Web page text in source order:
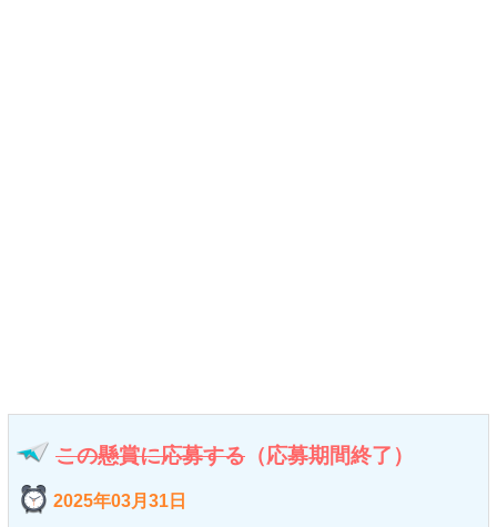
この懸賞に応募する （応募期間終了）
2025年03月31日